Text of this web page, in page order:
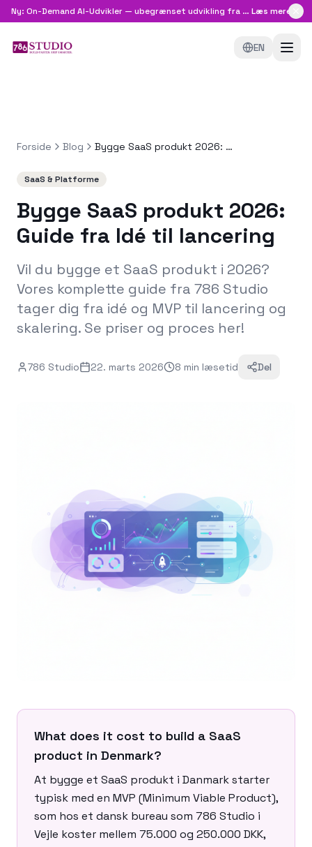
Ny: On-Demand AI-Udvikler — ubegrænset udvikling fra 8.999 kr/md
Læs mere
EN
Forside Blog Bygge SaaS produkt 2026: Guide fra Idé til lancering
SaaS & Platforme
Bygge SaaS produkt 2026:
Guide fra Idé til lancering
Vil du bygge et SaaS produkt i 2026?
Vores komplette guide fra 786 Studio
tager dig fra idé og MVP til lancering og
skalering. Se priser og proces her!
786 Studio 22. marts 2026 8 min læsetid Del
What does it cost to build a SaaS
product in Denmark?
At bygge et SaaS produkt i Danmark starter
typisk med en MVP (Minimum Viable Product),
som hos et dansk bureau som 786 Studio i
Vejle koster mellem 75.000 og 250.000 DKK,